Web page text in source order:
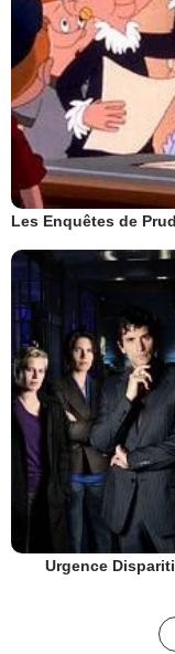
Urgence